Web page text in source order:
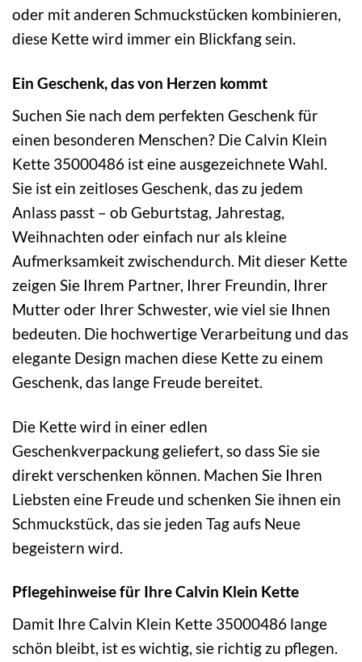
oder mit anderen Schmuckstücken kombinieren,
diese Kette wird immer ein Blickfang sein.
Ein Geschenk, das von Herzen kommt
Suchen Sie nach dem perfekten Geschenk für
einen besonderen Menschen? Die Calvin Klein
Kette 35000486 ist eine ausgezeichnete Wahl.
Sie ist ein zeitloses Geschenk, das zu jedem
Anlass passt – ob Geburtstag, Jahrestag,
Weihnachten oder einfach nur als kleine
Aufmerksamkeit zwischendurch. Mit dieser Kette
zeigen Sie Ihrem Partner, Ihrer Freundin, Ihrer
Mutter oder Ihrer Schwester, wie viel sie Ihnen
bedeuten. Die hochwertige Verarbeitung und das
elegante Design machen diese Kette zu einem
Geschenk, das lange Freude bereitet.
Die Kette wird in einer edlen
Geschenkverpackung geliefert, so dass Sie sie
direkt verschenken können. Machen Sie Ihren
Liebsten eine Freude und schenken Sie ihnen ein
Schmuckstück, das sie jeden Tag aufs Neue
begeistern wird.
Pflegehinweise für Ihre Calvin Klein Kette
Damit Ihre Calvin Klein Kette 35000486 lange
schön bleibt, ist es wichtig, sie richtig zu pflegen.